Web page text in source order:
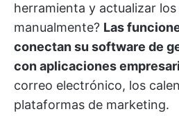
herramienta y actualizar
manualmente? Las
conectan su software de
con aplicaciones
correo electrónico, los
plataformas de marketing.